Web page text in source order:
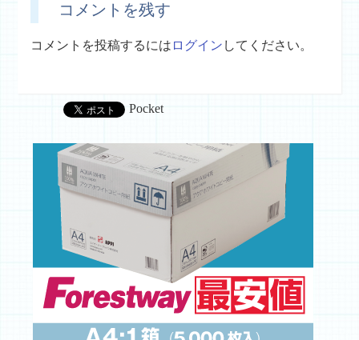
コメントを残す
コメントを投稿するには ログイン してください。
Pocket